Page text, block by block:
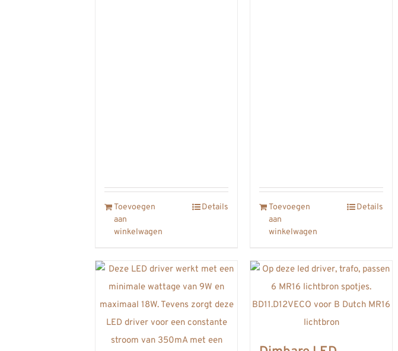
Toevoegen
aan
winkelwagen
Details
Toevoegen
aan
winkelwagen
Details